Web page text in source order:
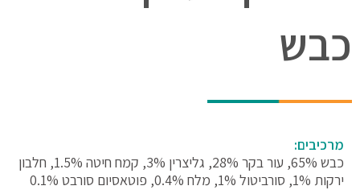
t
כבש
מרכיבים:
כבש 65%, עור בקר 28%, גליצרין 3%, קמח חיטה 1.5%, חלבון
ירקות 1%, סורביטול 1%, מלח 0.4%, פוטאסיום סורבט 0.1%